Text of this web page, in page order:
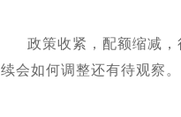
政策收紧，配额缩减
续会如何调整还有待观察。